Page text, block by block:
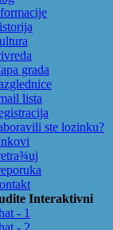
grada
lista
ste lozinku?
Interaktivni
- 1
- 2